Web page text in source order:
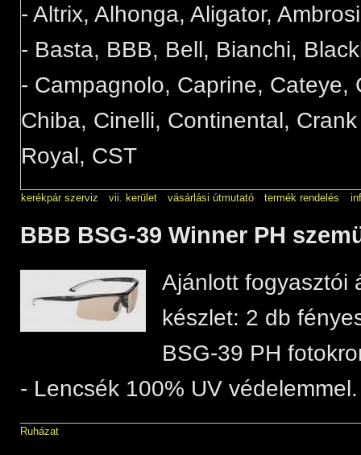
- Altrix, Alhonga, Aligator,
- Basta, BBB, Bell, Bianchi,
- Campagnolo, Caprine, Cateye,
Chiba, Cinelli, Continental,
Royal, CST
kerékpár szerviz vii. kerület vásárlási útmutató termék rendelés
BBB BSG-39 Winner PH
Ajánlott fogyasztói
készlet: 2 db
BSG-39 PH
- Lencsék 100% UV védelemmel.
Ruházat